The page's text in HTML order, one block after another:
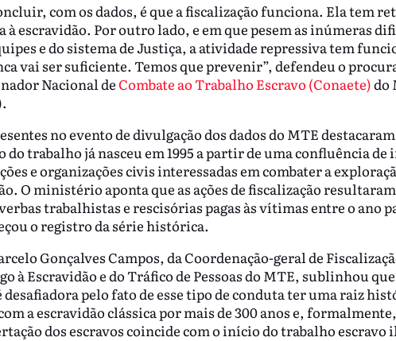
com os dados, é que a fiscalização funciona. Ela tem
à escravidão. Por outro lado, e em que pesem as inúmeras
e do sistema de Justiça, a atividade repressiva tem
vai ser suficiente. Temos que prevenir”, defendeu o
Nacional deCombate ao Trabalho Escravo (Conaete)do
no evento de divulgação dos dados do MTE
do trabalho já nasceu em 1995 a partir de uma confluência de
e organizações civis interessadas em combater a
O ministério aponta que as ações de fiscalização resultaram
trabalhistas e rescisórias pagas às vítimas entre o ano
o registro da série histórica.
Gonçalves Campos, da Coordenação-geral de
à Escravidão e do Tráfico de Pessoas do MTE, sublinhou
desafiadora pelo fato de esse tipo de conduta ter uma raiz
a escravidão clássica por mais de 300 anos e,
dos escravos coincide com o início do trabalho escravo